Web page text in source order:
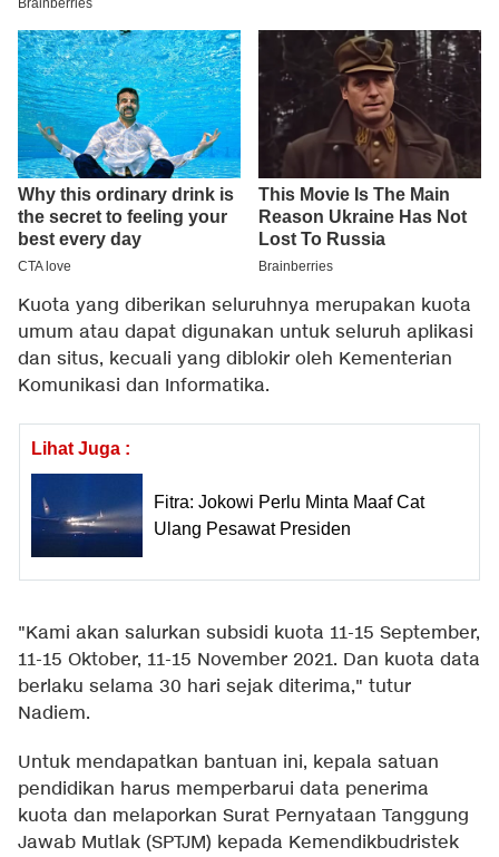
Kuota yang diberikan seluruhnya merupakan kuota
umum atau dapat digunakan untuk seluruh aplikasi
dan situs, kecuali yang diblokir oleh Kementerian
Komunikasi dan Informatika.
Lihat Juga :
Fitra: Jokowi Perlu Minta Maaf Cat
Ulang Pesawat Presiden
"Kami akan salurkan subsidi kuota 11-15 September,
11-15 Oktober, 11-15 November 2021. Dan kuota data
berlaku selama 30 hari sejak diterima," tutur
Nadiem.
Untuk mendapatkan bantuan ini, kepala satuan
pendidikan harus memperbarui data penerima
kuota dan melaporkan Surat Pernyataan Tanggung
Jawab Mutlak (SPTJM) kepada Kemendikbudristek